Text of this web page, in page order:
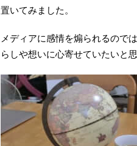
置いてみました。
メディアに感情を煽られるので
らしや想いに心寄せていたいと